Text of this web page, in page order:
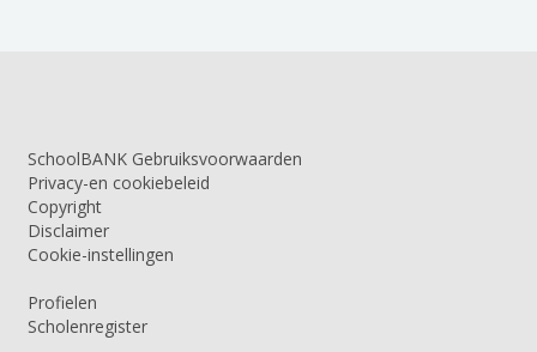
SchoolBANK Gebruiksvoorwaarden
Privacy-en cookiebeleid
Copyright
Disclaimer
Cookie-instellingen
Profielen
Scholenregister